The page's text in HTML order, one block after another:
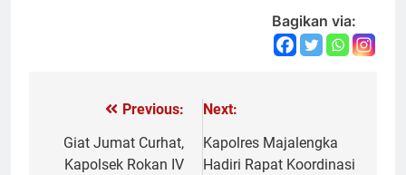
Bagikan via:
Navigasi
pos
Previous:
Giat Jumat Curhat,
Kapolsek Rokan IV
Next:
Kapolres Majalengka
Hadiri Rapat Koordinasi